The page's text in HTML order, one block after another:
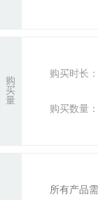
购
买
量
购买时长：
购买数量：
所有产品